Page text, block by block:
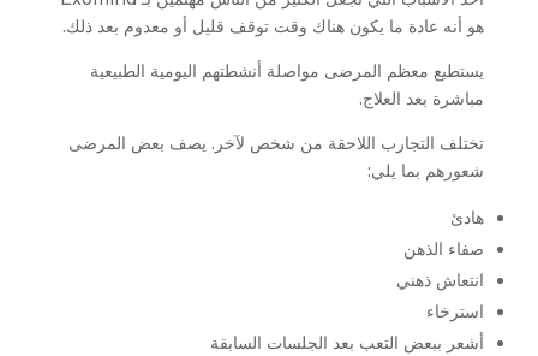
هو أنه عادة ما يكون هناك وقت توقف قليل أو معدوم بعد ذلك.
يستطيع معظم المرضى مواصلة أنشطتهم اليومية الطبيعية
مباشرة بعد العلاج.
تختلف التجارب اللاحقة من شخص لآخر. يصف بعض المرضى
شعورهم بما يلي:
هادئ
صفاء الذهن
انتعاش ذهني
استرخاء
أشعر ببعض التعب بعد الجلسات السابقة